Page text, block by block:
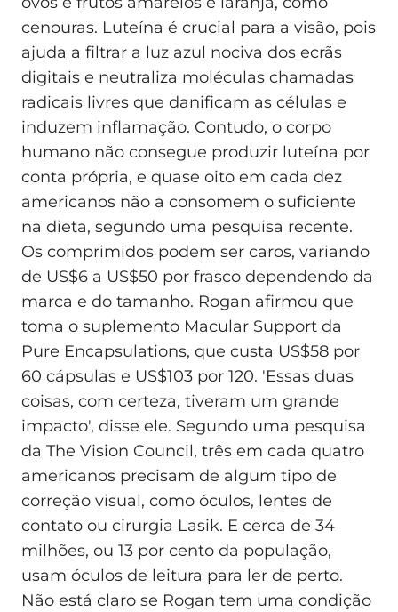
cenouras. Luteína é crucial para a visão, pois
ajuda a filtrar a luz azul nociva dos ecrãs
digitais e neutraliza moléculas chamadas
radicais livres que danificam as células e
induzem inflamação. Contudo, o corpo
humano não consegue produzir luteína por
conta própria, e quase oito em cada dez
americanos não a consomem o suficiente
na dieta, segundo uma pesquisa recente.
Os comprimidos podem ser caros, variando
de US$6 a US$50 por frasco dependendo da
marca e do tamanho. Rogan afirmou que
toma o suplemento Macular Support da
Pure Encapsulations, que custa US$58 por
60 cápsulas e US$103 por 120. 'Essas duas
coisas, com certeza, tiveram um grande
impacto', disse ele. Segundo uma pesquisa
da The Vision Council, três em cada quatro
americanos precisam de algum tipo de
correção visual, como óculos, lentes de
contato ou cirurgia Lasik. E cerca de 34
milhões, ou 13 por cento da população,
usam óculos de leitura para ler de perto.
Não está claro se Rogan tem uma condição